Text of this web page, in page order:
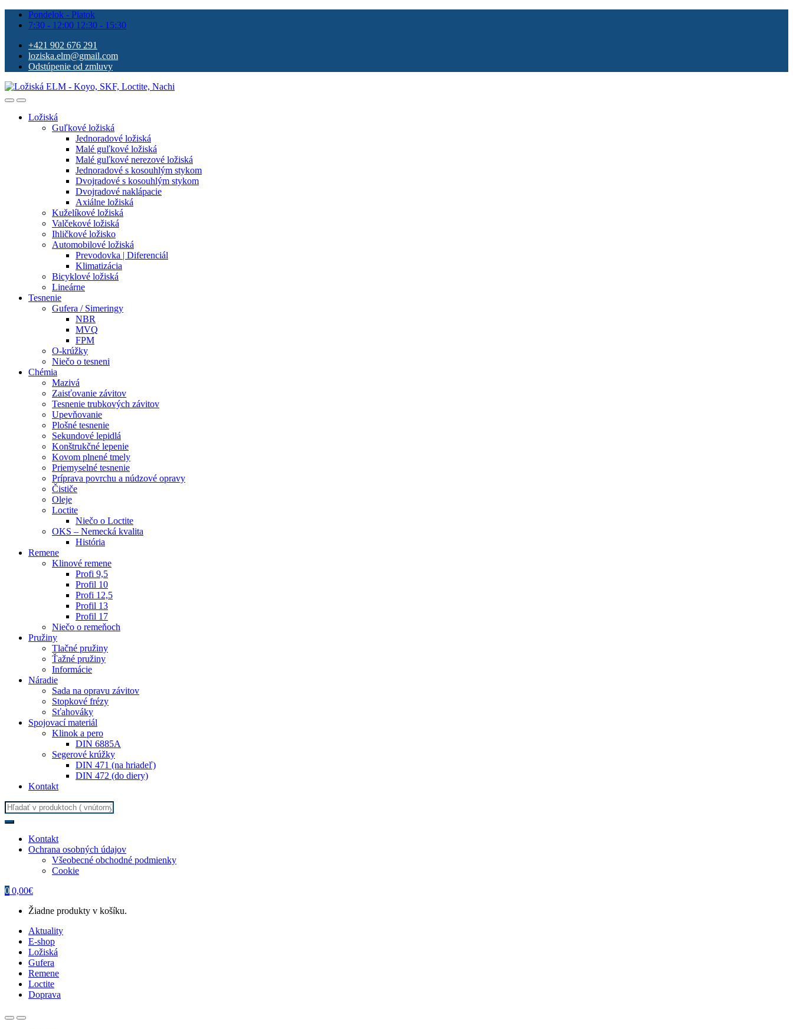
Pondelok - Piatok
7:30 - 12:00 12:30 - 15:30
+421 902 676 291
loziska.elm@gmail.com
Odstúpenie od zmluvy
Ložiská
Guľkové ložiská
Jednoradové ložiská
Malé guľkové ložiská
Malé guľkové nerezové ložiská
Jednoradové s kosouhlým stykom
Dvojradové s kosouhlým stykom
Dvojradové naklápacie
Axiálne ložiská
Kuželíkové ložiská
Valčekové ložiská
Ihličkové ložisko
Automobilové ložiská
Prevodovka | Diferenciál
Klimatizácia
Bicyklové ložiská
Lineárne
Tesnenie
Gufera / Simeringy
NBR
MVQ
FPM
O-krúžky
Niečo o tesneni
Chémia
Mazivá
Zaisťovanie závitov
Tesnenie trubkových závitov
Upevňovanie
Plošné tesnenie
Sekundové lepidlá
Konštrukčné lepenie
Kovom plnené tmely
Priemyselné tesnenie
Príprava povrchu a núdzové opravy
Čističe
Oleje
Loctite
Niečo o Loctite
OKS – Nemecká kvalita
História
Remene
Klinové remene
Profi 9,5
Profil 10
Profi 12,5
Profil 13
Profil 17
Niečo o remeňoch
Pružiny
Tlačné pružiny
Ťažné pružiny
Informácie
Náradie
Sada na opravu závitov
Stopkové frézy
Sťahováky
Spojovací materiál
Klinok a pero
DIN 6885A
Segerové krúžky
DIN 471 (na hriadeľ)
DIN 472 (do diery)
Kontakt
Search
for:
Kontakt
Ochrana osobných údajov
Všeobecné obchodné podmienky
Cookie
0 0,00€
Žiadne produkty v košíku.
Aktuality
E-shop
Ložiská
Gufera
Remene
Loctite
Doprava